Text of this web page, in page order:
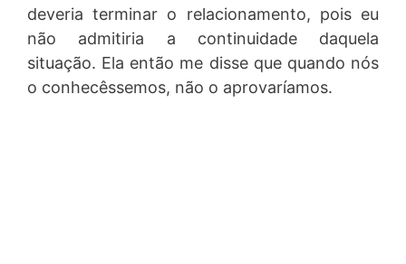
deveria terminar o relacionamento, pois eu
não admitiria a continuidade daquela
situação. Ela então me disse que quando nós
o conhecêssemos, não o aprovaríamos.